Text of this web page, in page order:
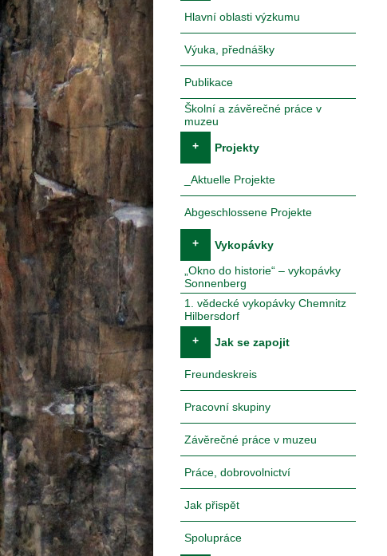
Hlavní oblasti výzkumu
Výuka, přednášky
Publikace
Školní a závěrečné práce v
muzeu
+
Projekty
_Aktuelle Projekte
Abgeschlossene Projekte
+
Vykopávky
„Okno do historie“ – vykopávky
Sonnenberg
1. vědecké vykopávky Chemnitz
Hilbersdorf
+
Jak se zapojit
Freundeskreis
Pracovní skupiny
Závěrečné práce v muzeu
Práce, dobrovolnictví
Jak přispět
Spolupráce